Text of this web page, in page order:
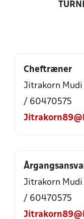
Cheftræner
Jitrakorn Mudi
/ 60470575
Jitrakorn Mudi
/ 60470575